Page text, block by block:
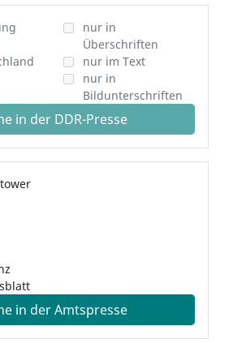
nur in
Überschriften
nur im Text
nur in
Bildunterschriften
in der DDR-Presse
in der Amtspresse